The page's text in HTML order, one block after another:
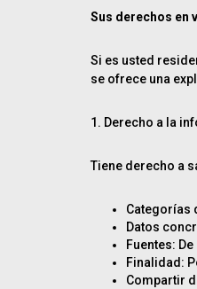
Sus derechos en
Si es usted
se ofrece una
1. Derecho a la
Tiene derecho a
Categorías
Datos
Fuentes:
Finalidad:
Compartir